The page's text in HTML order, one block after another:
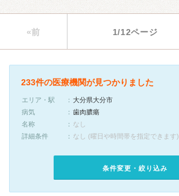
«前 1/12ページ
233件の医療機関が見つかりました
エリア・駅
大分県大分市
病気
歯肉膿瘍
名称
なし
詳細条件
なし (曜日や時間帯を指定できます)
条件変更・絞り込み